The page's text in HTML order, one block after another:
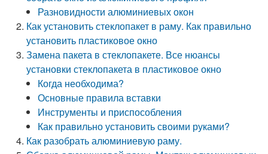
Разновидности алюминиевых окон
Как установить стеклопакет в раму. Как правильно
установить пластиковое окно
Замена пакета в стеклопакете. Все нюансы
установки стеклопакета в пластиковое окно
Когда необходима?
Основные правила вставки
Инструменты и приспособления
Как правильно установить своими руками?
Как разобрать алюминиевую раму.